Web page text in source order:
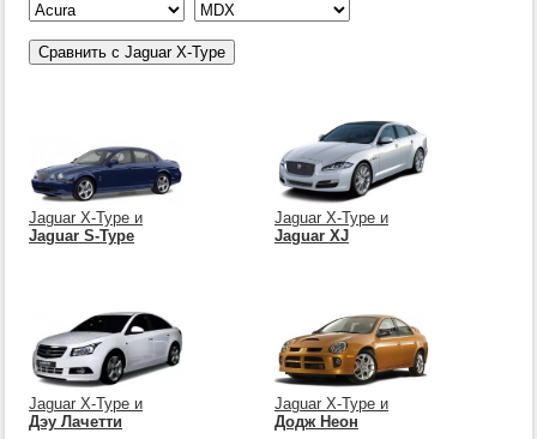
Jaguar X-Type и
Jaguar S-Type
Jaguar X-Type и
Jaguar XJ
Jaguar X-Type и
Дэу Лачетти
Jaguar X-Type и
Додж Неон